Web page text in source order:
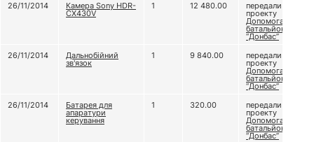
26/11/2014
Камера Sony HDR-
CX430V
1 12 480.00 передали
проекту
Допомога
батальйону
“Донбас”
26/11/2014
Дальнобійний
зв'язок
1 9 840.00 передали
проекту
Допомога
батальйону
“Донбас”
26/11/2014
Батарея для
апаратури
керування
1 320.00 передали
проекту
Допомога
батальйону
“Донбас”